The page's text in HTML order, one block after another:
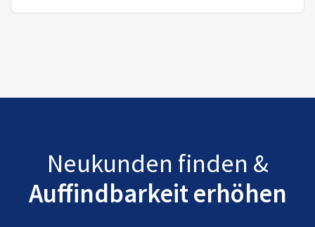
Neukunden finden &
Auffindbarkeit erhöhen